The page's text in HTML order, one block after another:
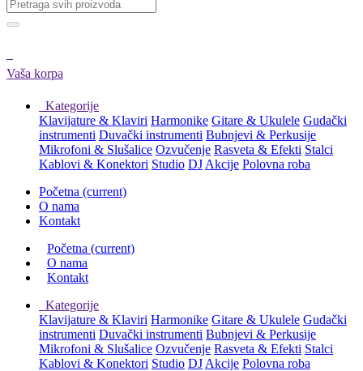
Vaša korpa
Kategorije
Klavijature & Klaviri Harmonike Gitare & Ukulele Gudački
instrumenti Duvački instrumenti Bubnjevi & Perkusije
Mikrofoni & Slušalice Ozvučenje Rasveta & Efekti Stalci
Kablovi & Konektori Studio DJ Akcije Polovna roba
Početna (current)
O nama
Kontakt
Početna (current)
O nama
Kontakt
Kategorije
Klavijature & Klaviri Harmonike Gitare & Ukulele Gudački
instrumenti Duvački instrumenti Bubnjevi & Perkusije
Mikrofoni & Slušalice Ozvučenje Rasveta & Efekti Stalci
Kablovi & Konektori Studio DJ Akcije Polovna roba